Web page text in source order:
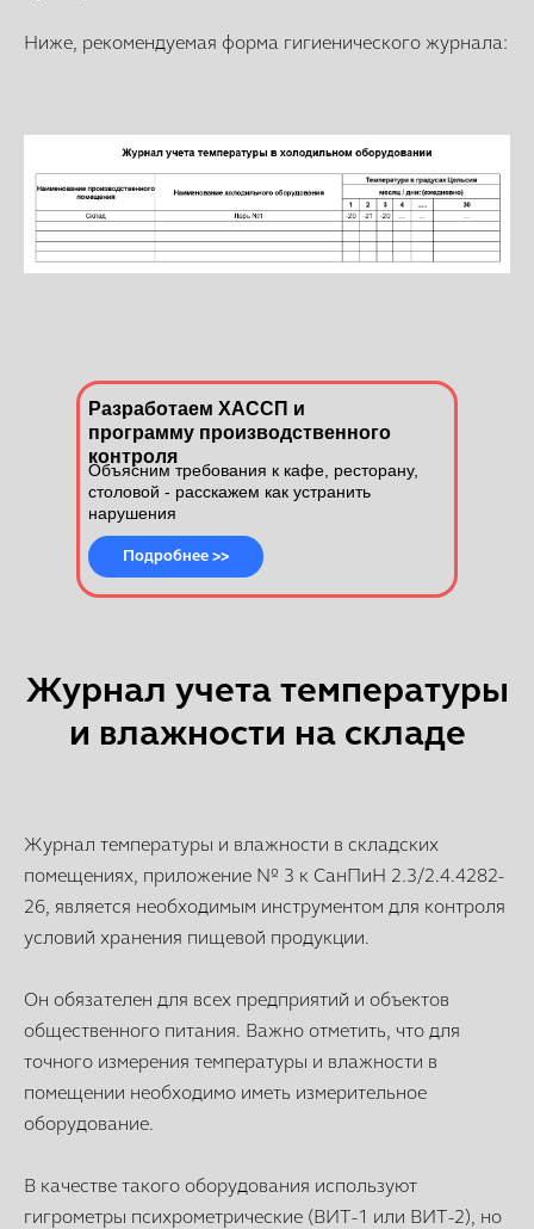
Ниже, рекомендуемая форма гигиенического журнала:
Разработаем ХАССП и
программу производственного
контроля
Объясним требования к кафе, ресторану,
столовой - расскажем как устранить
нарушения
Подробнее >>
Журнал учета температуры
и влажности на складе
Журнал температуры и влажности в складских
помещениях, приложение № 3 к СанПиН 2.3/2.4.4282-
26, является необходимым инструментом для контроля
условий хранения пищевой продукции.
Он обязателен для всех предприятий и объектов
общественного питания. Важно отметить, что для
точного измерения температуры и влажности в
помещении необходимо иметь измерительное
оборудование.
В качестве такого оборудования используют
гигрометры психрометрические (ВИТ-1 или ВИТ-2), но